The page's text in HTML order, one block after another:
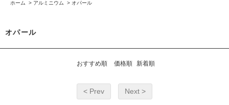
ホーム > アルミニウム > オパール
オパール
おすすめ順 価格順 新着順
< Prev Next >